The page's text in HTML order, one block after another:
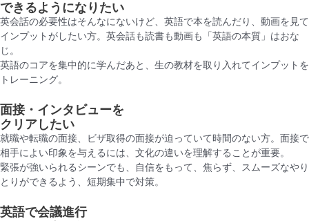
できるようになりたい
英会話の必要性はそんなにないけど、英語で本を読んだり、動画を見て
インプットがしたい方。 英会話も読書も動画も「英語の本質」はおな
じ。
英語のコアを集中的に学んだあと、生の教材を取り入れてインプットを
トレーニング。
面接・インタビューを
クリアしたい
就職や転職の面接、ビザ取得の面接が迫っていて時間のない方。面接で
相手によい印象を与えるには、文化の違いを理解することが重要。
緊張が強いられるシーンでも、自信をもって、焦らず、スムーズなやり
とりができるよう、短期集中で対策。
英語で会議進行